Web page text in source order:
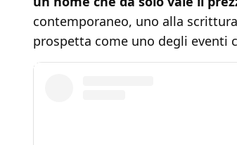
contemporaneo, uno alla
prospetta come uno degli eventi